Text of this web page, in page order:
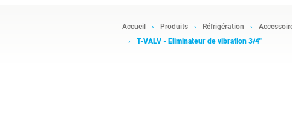
Accueil Produits Réfrigération
T-VALV - Eliminateur de vibration 3/4"